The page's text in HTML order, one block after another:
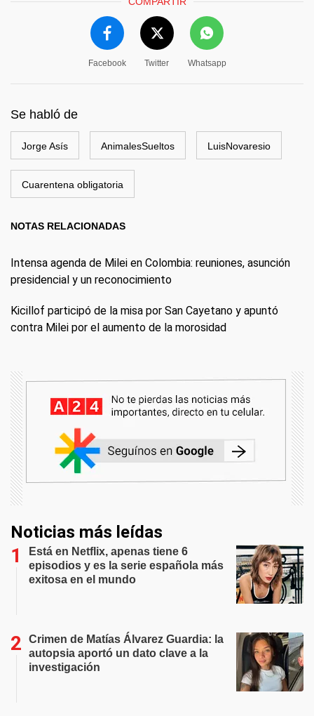
Facebook Twitter Whatsapp
Se habló de
Jorge Asís AnimalesSueltos LuisNovaresio
Cuarentena obligatoria
NOTAS RELACIONADAS
Intensa agenda de Milei en Colombia: reuniones, asunción
presidencial y un reconocimiento
Kicillof participó de la misa por San Cayetano y apuntó
contra Milei por el aumento de la morosidad
Noticias más leídas
Está en Netflix, apenas tiene 6
episodios y es la serie española más
exitosa en el mundo
Crimen de Matías Álvarez Guardia: la
autopsia aportó un dato clave a la
investigación